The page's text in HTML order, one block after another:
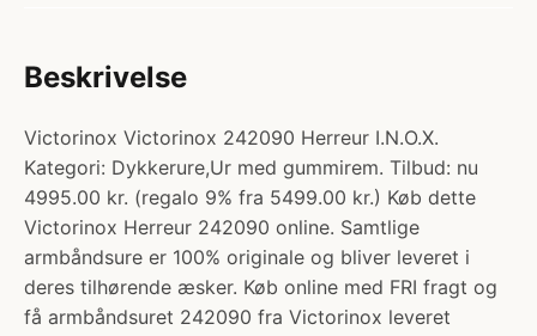
Beskrivelse
Victorinox Victorinox 242090 Herreur I.N.O.X.
Kategori: Dykkerure,Ur med gummirem. Tilbud: nu
4995.00 kr. (regalo 9% fra 5499.00 kr.) Køb dette
Victorinox Herreur 242090 online. Samtlige
armbåndsure er 100% originale og bliver leveret i
deres tilhørende æsker. Køb online med FRI fragt og
få armbåndsuret 242090 fra Victorinox leveret